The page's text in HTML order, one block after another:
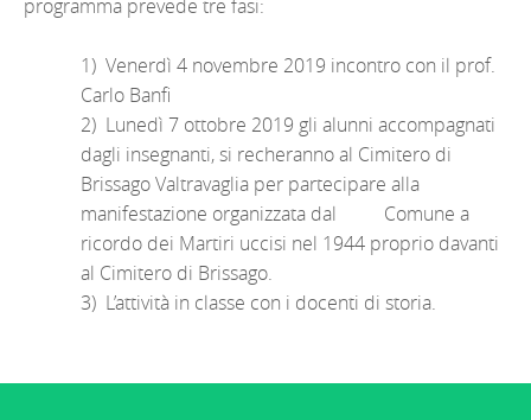
programma prevede tre fasi:
1) Venerdì 4 novembre 2019 incontro con il prof.
Carlo Banfi
2) Lunedì 7 ottobre 2019 gli alunni accompagnati
dagli insegnanti, si recheranno al Cimitero di
Brissago Valtravaglia per partecipare alla
manifestazione organizzata dal Comune a
ricordo dei Martiri uccisi nel 1944 proprio davanti
al Cimitero di Brissago.
3) L’attività in classe con i docenti di storia.